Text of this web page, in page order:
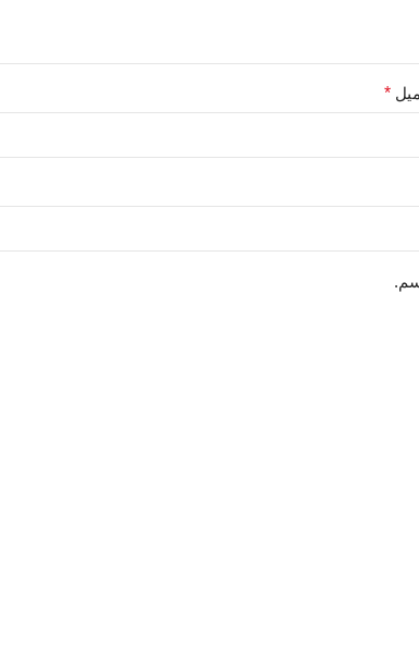
*